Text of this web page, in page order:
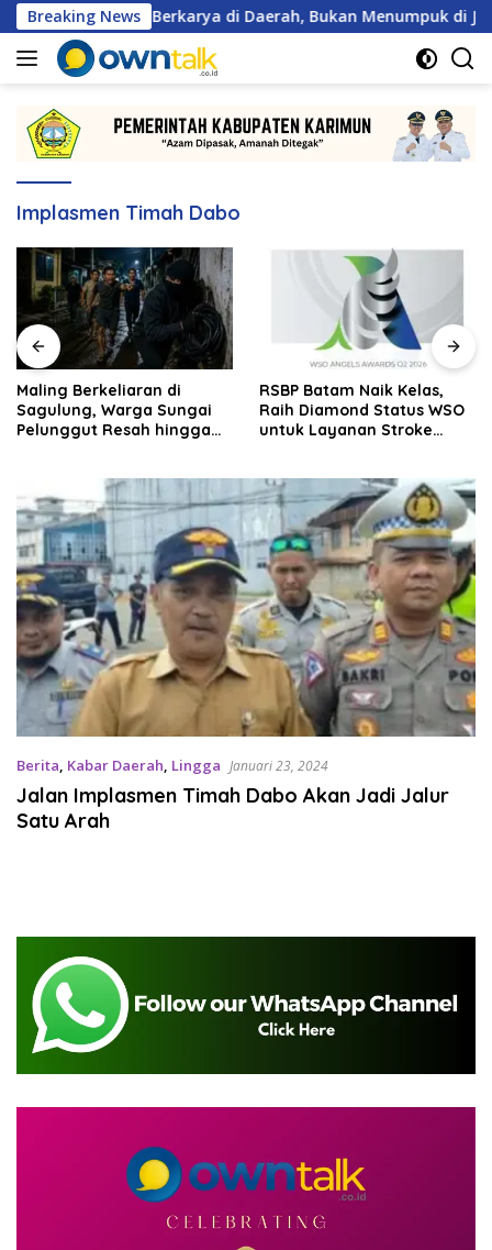
Langsung
ke
konten
Breaking News
2 Wajib Berkarya di Daerah, Bukan Menumpuk di Jakarta
Implasmen Timah Dabo
Maling Berkeliaran di
Sagulung, Warga Sungai
Pelunggut Resah hingga
RSBP Batam Naik Kelas,
Raih Diamond Status WSO
untuk Layanan Stroke
Berita, Kabar Daerah, Lingga Januari 23, 2024
Jalan Implasmen Timah Dabo Akan Jadi Jalur
Satu Arah